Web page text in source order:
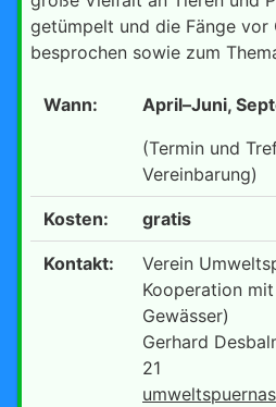
getümpelt und die Fänge
besprochen sowie zum
Wann:
April–Juni,
(Termin und
Vereinbarung)
Kosten: gratis
Kontakt:
Verein
Kooperation
Gewässer)
Gerhard
21